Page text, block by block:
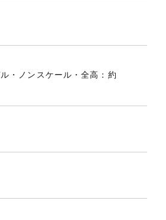
・ノンスケール・全高：約